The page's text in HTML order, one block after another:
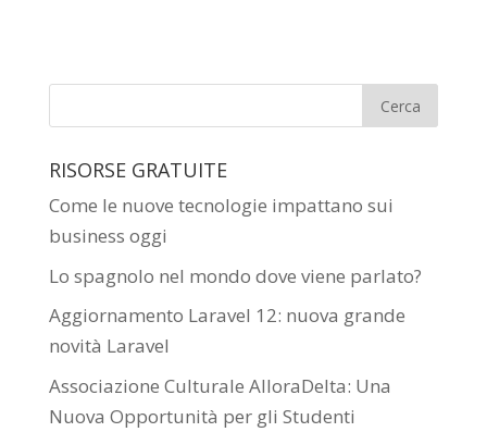
RISORSE GRATUITE
Come le nuove tecnologie impattano sui
business oggi
Lo spagnolo nel mondo dove viene parlato?
Aggiornamento Laravel 12: nuova grande
novità Laravel
Associazione Culturale AlloraDelta: Una
Nuova Opportunità per gli Studenti